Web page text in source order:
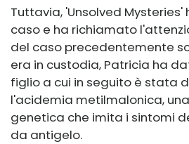
Tuttavia, 'Unsolved
caso e ha richiamato
del caso precedentemente
era in custodia, Patricia ha
figlio a cui in seguito è stata
l'acidemia metilmalonica,
genetica che imita i sintomi
da antigelo.